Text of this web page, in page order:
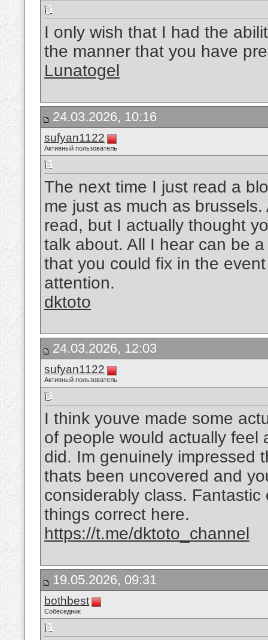
I only wish that I had the
the manner that you have
Lunatogel
24.03.2026, 10:16
sufyan1122
Активный пользователь
The next time I just read a
me just as much as
read, but I actually thought
talk about. All I hear can be
that you could fix in the
attention.
dktoto
24.03.2026, 12:03
sufyan1122
Активный пользователь
I think youve made some
of people would actually feel
did. Im genuinely impressed
thats been uncovered and
considerably class.
things correct here.
https://t.me/dktoto_channel
19.05.2026, 09:31
bothbest
Собеседник